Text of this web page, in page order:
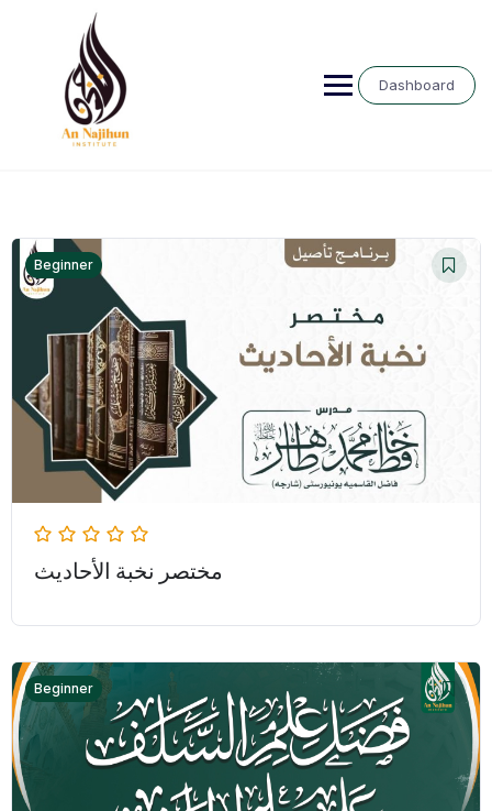
Dashboard
Beginner
مختصر نخبة الأحاديث
Beginner